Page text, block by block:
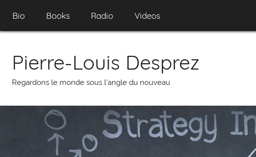
content
Bio Books Radio Videos
Pierre-Louis Desprez
Regardons le monde sous l'angle du nouveau